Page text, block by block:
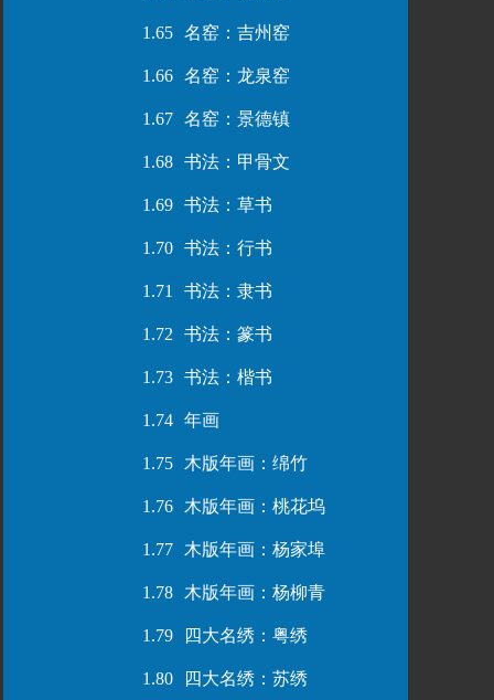
1.65 名窑：吉州窑
1.66 名窑：龙泉窑
1.67 名窑：景德镇
1.68 书法：甲骨文
1.69 书法：草书
1.70 书法：行书
1.71 书法：隶书
1.72 书法：篆书
1.73 书法：楷书
1.74 年画
1.75 木版年画：绵竹
1.76 木版年画：桃花坞
1.77 木版年画：杨家埠
1.78 木版年画：杨柳青
1.79 四大名绣：粤绣
1.80 四大名绣：苏绣